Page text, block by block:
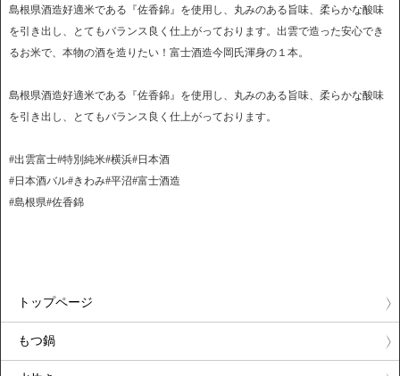
島根県酒造好適米である『佐香錦』を使用し、丸みのある旨味、柔らかな酸味
を引き出し、とてもバランス良く仕上がっております。出雲で造った安心でき
るお米で、本物の酒を造りたい！富士酒造今岡氏渾身の１本。
島根県酒造好適米である『佐香錦』を使用し、丸みのある旨味、柔らかな酸味
を引き出し、とてもバランス良く仕上がっております。
#出雲富士#特別純米#横浜#日本酒
#日本酒バル#きわみ#平沼#富士酒造
#島根県#佐香錦
トップページ
もつ鍋